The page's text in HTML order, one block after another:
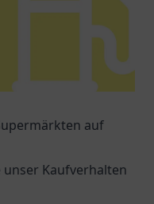
auf
Kaufverhalten